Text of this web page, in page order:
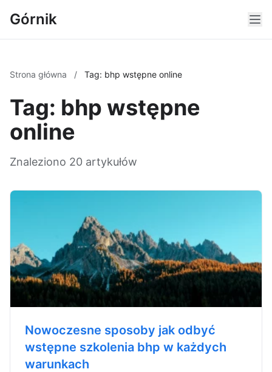
Górnik
Strona główna / Tag: bhp wstępne online
Tag: bhp wstępne
online
Znaleziono 20 artykułów
Nowoczesne sposoby jak odbyć
wstępne szkolenia bhp w każdych
warunkach